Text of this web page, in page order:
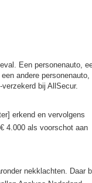
Een personenauto,
andere personenauto,
bij AllSecur.
erkend en vervolgens
4.000 als voorschot aan
nekklachten. Daar